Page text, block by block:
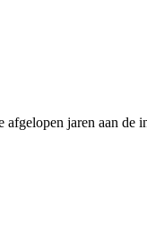
jaren aan de